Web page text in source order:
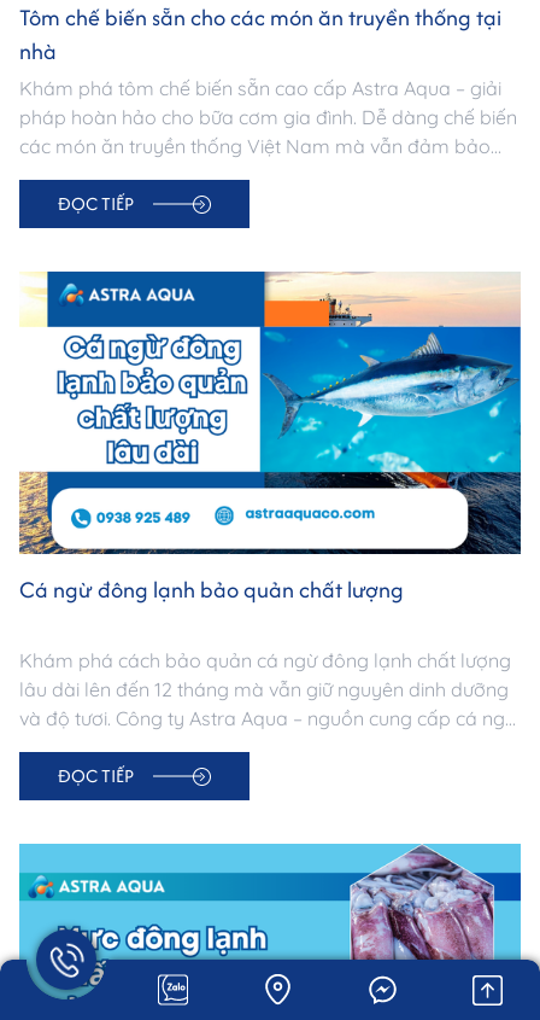
Tôm chế biến sẵn cho các món ăn truyền thống tại
nhà
Khám phá tôm chế biến sẵn cao cấp Astra Aqua – giải
pháp hoàn hảo cho bữa cơm gia đình. Dễ dàng chế biến
các món ăn truyền thống Việt Nam mà vẫn đảm bảo
tươi ngon, bổ dưỡng và vệ sinh an toàn thực phẩm.
ĐỌC TIẾP
Cá ngừ đông lạnh bảo quản chất lượng
Khám phá cách bảo quản cá ngừ đông lạnh chất lượng
lâu dài lên đến 12 tháng mà vẫn giữ nguyên dinh dưỡng
và độ tươi. Công ty Astra Aqua – nguồn cung cấp cá ngừ
đông lạnh uy tín tại TP.HCM, đạt chuẩn xuất khẩu.
ĐỌC TIẾP